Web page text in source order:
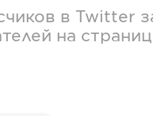
в Twitter
на